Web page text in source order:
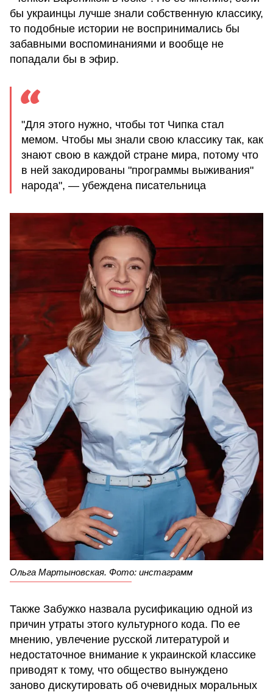
бы украинцы лучше знали собственную классику,
то подобные истории не воспринимались бы
забавными воспоминаниями и вообще не
попадали бы в эфир.
"Для этого нужно, чтобы тот Чипка стал
мемом. Чтобы мы знали свою классику так, как
знают свою в каждой стране мира, потому что
в ней закодированы "программы выживания"
народа", — убеждена писательница
Ольга Мартыновская. Фото: инстаграмм
Также Забужко назвала русификацию одной из
причин утраты этого культурного кода. По ее
мнению, увлечение русской литературой и
недостаточное внимание к украинской классике
приводят к тому, что общество вынуждено
заново дискутировать об очевидных моральных